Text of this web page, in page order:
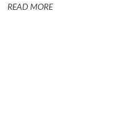
READ MORE